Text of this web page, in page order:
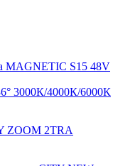
MAGNETIC S15 48V
3000К/4000К/6000К
ZOOM 2TRA